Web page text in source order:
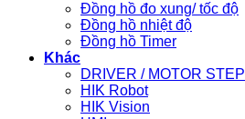
Đồng hồ đo xung/ tốc độ
Đồng hồ nhiệt độ
Đồng hồ Timer
Khác
DRIVER / MOTOR STEP
HIK Robot
HIK Vision